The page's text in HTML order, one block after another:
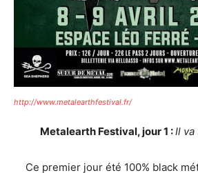
http://www.metalearthfestival.fr/
Metalearth Festival, jour 1 :Il va
Ce premier jour été 100% black